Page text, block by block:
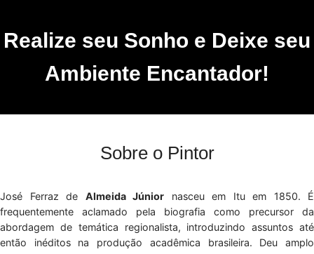
Realize seu Sonho e Deixe seu
Ambiente Encantador!
Sobre o Pintor
José Ferraz de Almeida Júnior nasceu em Itu em 1850. É
frequentemente aclamado pela biografia como precursor da
abordagem de temática regionalista, introduzindo assuntos até
então inéditos na produção acadêmica brasileira. Deu amplo